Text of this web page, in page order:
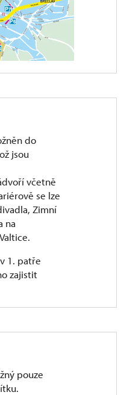
do
jsou
včetně
se lze
Zimní
na
1. patře
zajistit
pouze